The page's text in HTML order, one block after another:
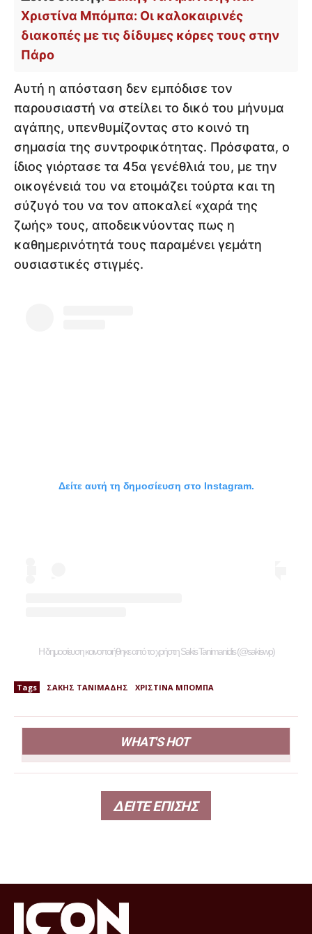
Χριστίνα Μπόμπα: Οι καλοκαιρινές
διακοπές με τις δίδυμες κόρες τους στην
Πάρο
Αυτή η απόσταση δεν εμπόδισε τον
παρουσιαστή να στείλει το δικό του μήνυμα
αγάπης, υπενθυμίζοντας στο κοινό τη
σημασία της συντροφικότητας. Πρόσφατα, ο
ίδιος γιόρτασε τα 45α γενέθλιά του, με την
οικογένειά του να ετοιμάζει τούρτα και τη
σύζυγό του να τον αποκαλεί «χαρά της
ζωής» τους, αποδεικνύοντας πως η
καθημερινότητά τους παραμένει γεμάτη
ουσιαστικές στιγμές.
Δείτε αυτή τη δημοσίευση στο Instagram.
Η δημοσίευση κοινοποιήθηκε από το χρήστη Sakis Tanimanidis (@sakiswp)
Tags ΣΑΚΗΣ ΤΑΝΙΜΑΔΗΣ ΧΡΙΣΤΙΝΑ ΜΠΟΜΠΑ
WHAT'S HOT
ΔΕΙΤΕ ΕΠΙΣΗΣ